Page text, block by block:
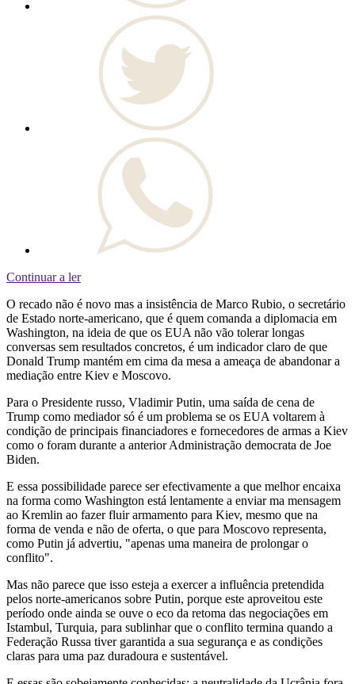
Continuar a ler
O recado não é novo mas a insistência de Marco Rubio, o secretário
de Estado norte-americano, que é quem comanda a diplomacia em
Washington, na ideia de que os EUA não vão tolerar longas
conversas sem resultados concretos, é um indicador claro de que
Donald Trump mantém em cima da mesa a ameaça de abandonar a
mediação entre Kiev e Moscovo.
Para o Presidente russo, Vladimir Putin, uma saída de cena de
Trump como mediador só é um problema se os EUA voltarem à
condição de principais financiadores e fornecedores de armas a Kiev
como o foram durante a anterior Administração democrata de Joe
Biden.
E essa possibilidade parece ser efectivamente a que melhor encaixa
na forma como Washington está lentamente a enviar ma mensagem
ao Kremlin ao fazer fluir armamento para Kiev, mesmo que na
forma de venda e não de oferta, o que para Moscovo representa,
como Putin já advertiu, "apenas uma maneira de prolongar o
conflito".
Mas não parece que isso esteja a exercer a influência pretendida
pelos norte-americanos sobre Putin, porque este aproveitou este
período onde ainda se ouve o eco da retoma das negociações em
Istambul, Turquia, para sublinhar que o conflito termina quando a
Federação Russa tiver garantida a sua segurança e as condições
claras para uma paz duradoura e sustentável.